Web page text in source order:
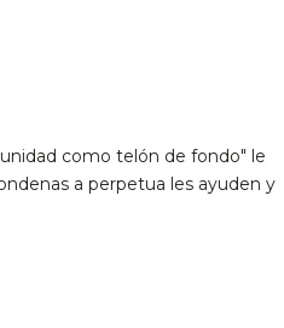
como telón de fondo" le
a perpetua les ayuden y